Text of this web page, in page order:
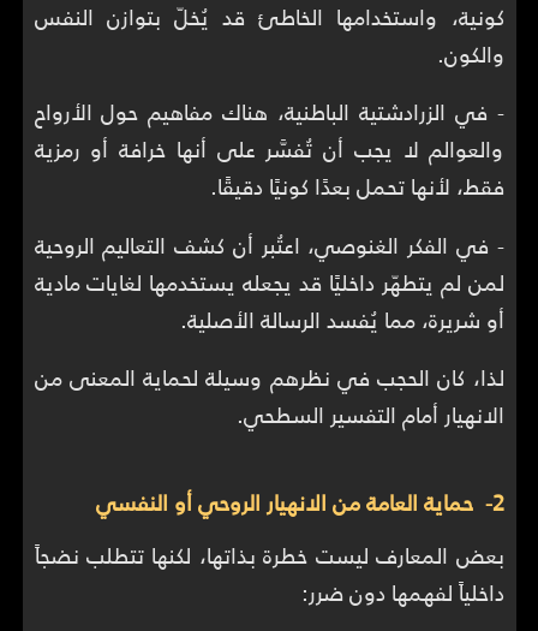
كونية، واستخدامها الخاطئ قد يُخلّ بتوازن النفس
والكون.
- في الزرادشتية الباطنية، هناك مفاهيم حول الأرواح
والعوالم لا يجب أن تُفسَّر على أنها خرافة أو رمزية
فقط، لأنها تحمل بعدًا كونيًا دقيقًا.
- في الفكر الغنوصي، اعتُبر أن كشف التعاليم الروحية
لمن لم يتطهّر داخليًا قد يجعله يستخدمها لغايات مادية
أو شريرة، مما يُفسد الرسالة الأصلية.
لذا، كان الحجب في نظرهم وسيلة لحماية المعنى من
الانهيار أمام التفسير السطحي.
2- حماية العامة من الانهيار الروحي أو النفسي
بعض المعارف ليست خطرة بذاتها، لكنها تتطلب نضجاً
داخلياً لفهمها دون ضرر: